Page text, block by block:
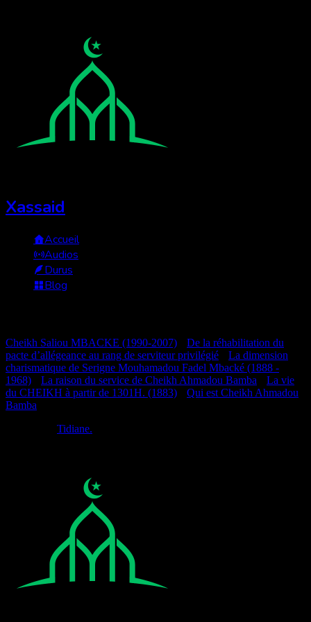
Xassaid
Accueil
Audios
Durus
Blog
Cheikh Saliou MBACKE (1990-2007)
De la réhabilitation du
pacte d’allégeance au rang de serviteur privilégié
La dimension
charismatique de Serigne Mouhamadou Fadel Mbacké (1888 -
1968)
La raison du service de Cheikh Ahmadou Bamba
La vie
du CHEIKH à partir de 1301H. (1883)
Qui est Cheikh Ahmadou
Bamba
Tidiane.